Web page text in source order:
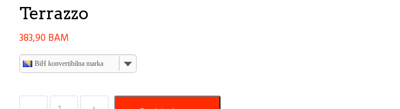
Terrazzo
383,90 BAM
BiH konvertibilna marka
Umivaonik